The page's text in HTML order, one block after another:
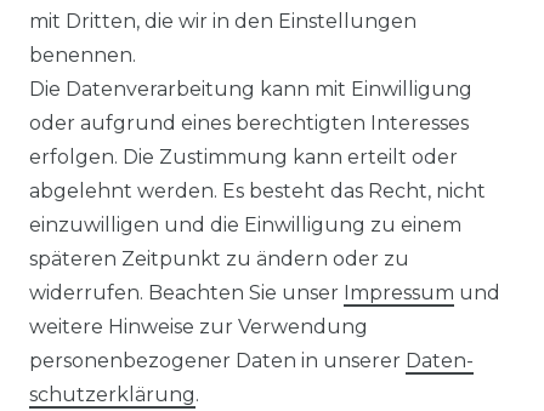
Impressum Daten­schutz­erklärung
mit Dritten, die wir in den Einstellungen
benennen.
Die Datenverarbeitung kann mit Einwilligung
oder aufgrund eines berechtigten Interesses
erfolgen. Die Zustimmung kann erteilt oder
abgelehnt werden. Es besteht das Recht, nicht
einzuwilligen und die Einwilligung zu einem
späteren Zeitpunkt zu ändern oder zu
widerrufen. Beachten Sie unser Impressum und
weitere Hinweise zur Verwendung
personenbezogener Daten in unserer Daten­
schutz­erklärung.